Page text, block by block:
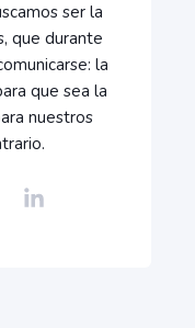
ser la
que durante
la
que sea la
nuestros